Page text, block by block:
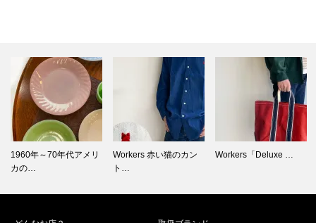
Workers 赤い猫のカン
ト…
Workers「Deluxe …
春のヨーロッパヴィン